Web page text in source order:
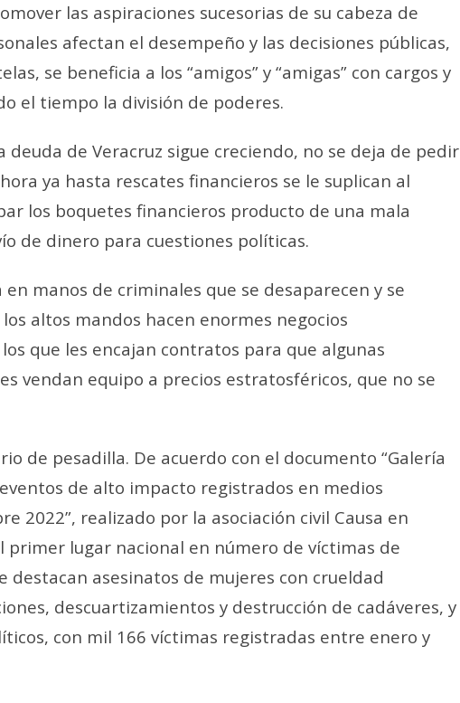
las aspiraciones sucesorias de su cabeza de
afectan el desempeño y las decisiones públicas,
se beneficia a los “amigos” y “amigas” con cargos y
el tiempo la división de poderes.
deuda de Veracruz sigue creciendo, no se deja de pedir
ya hasta rescates financieros se le suplican al
los boquetes financieros producto de una mala
de dinero para cuestiones políticas.
manos de criminales que se desaparecen y se
altos mandos hacen enormes negocios
que les encajan contratos para que algunas
vendan equipo a precios estratosféricos, que no se
de pesadilla. De acuerdo con el documento “Galería
de alto impacto registrados en medios
2022”, realizado por la asociación civil Causa en
primer lugar nacional en número de víctimas de
destacan asesinatos de mujeres con crueldad
descuartizamientos y destrucción de cadáveres, y
con mil 166 víctimas registradas entre enero y